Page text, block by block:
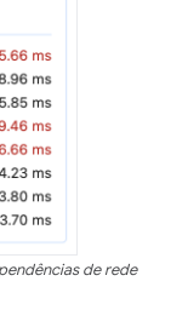
de rede